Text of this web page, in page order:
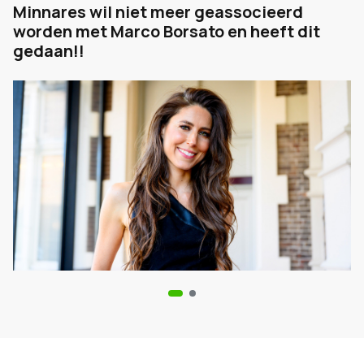
Minnares wil niet meer geassocieerd
worden met Marco Borsato en heeft dit
gedaan!!